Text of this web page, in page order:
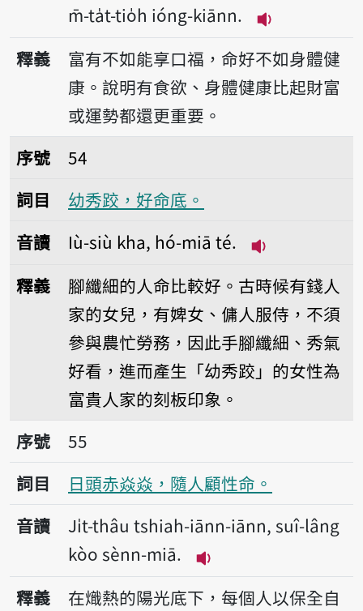
m̄-ta̍t-tio̍h ióng-kiānn.
播放音讀
釋義
富有不如能享口福，命好不如身體健
康。說明有食欲、身體健康比起財富
或運勢都還更重要。
序號54幼秀跤，好命底。
序號
54
詞目
幼秀跤，好命底。
音讀
Iù-siù kha, hó-miā té.
釋義
腳纖細的人命比較好。古時候有錢人
家的女兒，有婢女、傭人服侍，不須
參與農忙勞務，因此手腳纖細、秀氣
好看，進而產生「幼秀跤」的女性為
富貴人家的刻板印象。
序號55日頭赤焱焱，隨人顧性命。
序號
55
詞目
日頭赤焱焱，隨人顧性命。
音讀
Ji̍t-thâu tshiah-iānn-iānn, suî-lâng
kòo sènn-miā.
播放音讀Ji̍t-thâu
釋義
在熾熱的陽光底下，每個人以保全自